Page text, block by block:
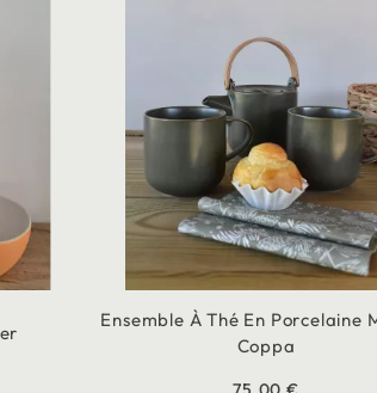
Ensemble À Thé En Porcelaine
Coppa